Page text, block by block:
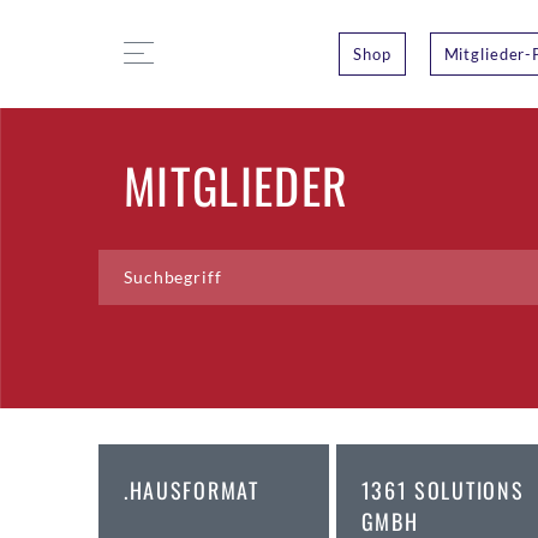
Shop Mitglieder-
MITGLIEDER
.HAUSFORMAT
1361 SOLUTIONS
GMBH